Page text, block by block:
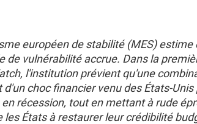
européen de stabilité (MES) estime
de vulnérabilité accrue. Dans la
, l'institution prévient qu'une
d'un choc financier venu des États-
récession, tout en mettant à rude
les États à restaurer leur crédibilité